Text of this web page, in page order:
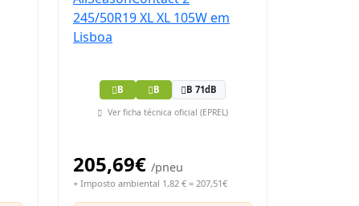
B B B 71dB
Ver ficha técnica oficial (EPREL)
205,69€ /pneu
+ Imposto ambiental 1,82 € = 207,51€